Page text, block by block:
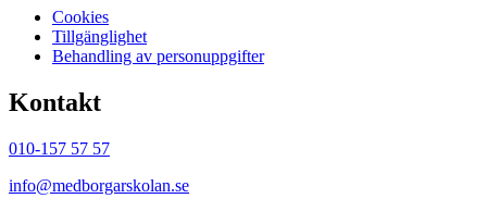
Cookies
Tillgänglighet
Behandling av personuppgifter
Kontakt
010-157 57 57
info@medborgarskolan.se